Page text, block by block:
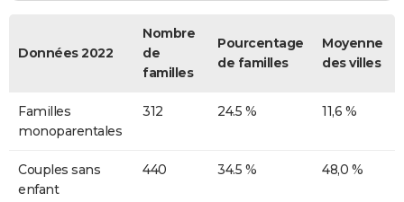
Données 2022
Nombre
de
familles
Pourcentage
de familles
Moyenne
des villes
Familles
monoparentales
312 24.5 % 11,6 %
Couples sans
enfant
440 34.5 % 48,0 %